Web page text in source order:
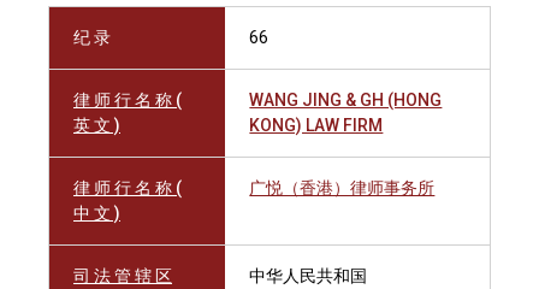
纪 录 66
律 师 行 名 称 (
英 文 )
WANG JING & GH (HONG
KONG) LAW FIRM
律 师 行 名 称 (
中 文 )
广悦（香港）律师事务所
司 法 管 辖 区 中华人民共和国